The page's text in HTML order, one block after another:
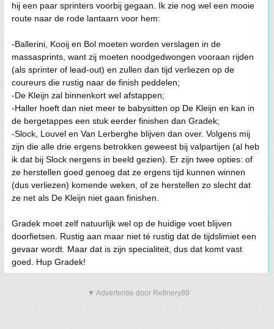
hij een paar sprinters voorbij gegaan. Ik zie nog wel een mooie
route naar de rode lantaarn voor hem:
-Ballerini, Kooij en Bol moeten worden verslagen in de
massasprints, want zij moeten noodgedwongen vooraan rijden
(als sprinter of lead-out) en zullen dan tijd verliezen op de
coureurs die rustig naar de finish peddelen;
-De Kleijn zal binnenkort wel afstappen;
-Haller hoeft dan niet meer te babysitten op De Kleijn en kan in
de bergetappes een stuk eerder finishen dan Gradek;
-Slock, Louvel en Van Lerberghe blijven dan over. Volgens mij
zijn die alle drie ergens betrokken geweest bij valpartijen (al heb
ik dat bij Slock nergens in beeld gezien). Er zijn twee opties: of
ze herstellen goed genoeg dat ze ergens tijd kunnen winnen
(dus verliezen) komende weken, of ze herstellen zo slecht dat
ze net als De Kleijn niet gaan finishen.
Gradek moet zelf natuurlijk wel op de huidige voet blijven
doorfietsen. Rustig aan maar niet té rustig dat de tijdslimiet een
gevaar wordt. Maar dat is zijn specialiteit, dus dat komt vast
goed. Hup Gradek!
▼ Advertentie door Refinery89